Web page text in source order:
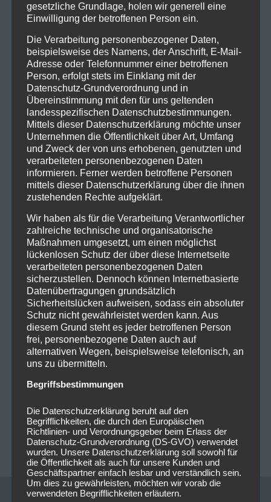
0 0
2022-11-09 Versengold @
Backstage München
2022-11-09 Von
Grambusch @Backstage
München
gesetzliche Grundlage, holen wir generell eine
Einwilligung der betroffenen Person ein.
Die Verarbeitung personenbezogener Daten,
beispielsweise des Namens, der Anschrift, E-Mail-
Adresse oder Telefonnummer einer betroffenen
Person, erfolgt stets im Einklang mit der
Datenschutz-Grundverordnung und in
Übereinstimmung mit den für uns geltenden
landesspezifischen Datenschutzbestimmungen.
Mittels dieser Datenschutzerklärung möchte unser
Unternehmen die Öffentlichkeit über Art, Umfang
und Zweck der von uns erhobenen, genutzten und
verarbeiteten personenbezogenen Daten
informieren. Ferner werden betroffene Personen
mittels dieser Datenschutzerklärung über die ihnen
zustehenden Rechte aufgeklärt.
Wir haben als für die Verarbeitung Verantwortlicher
zahlreiche technische und organisatorische
Maßnahmen umgesetzt, um einen möglichst
lückenlosen Schutz der über diese Internetseite
verarbeiteten personenbezogenen Daten
sicherzustellen. Dennoch können Internetbasierte
Datenübertragungen grundsätzlich
Sicherheitslücken aufweisen, sodass ein absoluter
Schutz nicht gewährleistet werden kann. Aus
diesem Grund steht es jeder betroffenen Person
frei, personenbezogene Daten auch auf
alternativen Wegen, beispielsweise telefonisch, an
uns zu übermitteln.
Begriffsbestimmungen
Die Datenschutzerklärung beruht auf den
Begrifflichkeiten, die durch den Europäischen
Richtlinien- und Verordnungsgeber beim Erlass der
Datenschutz-Grundverordnung (DS-GVO) verwendet
wurden. Unsere Datenschutzerklärung soll sowohl für
die Öffentlichkeit als auch für unsere Kunden und
Geschäftspartner einfach lesbar und verständlich sein.
Um dies zu gewährleisten, möchten wir vorab die
verwendeten Begrifflichkeiten erläutern.